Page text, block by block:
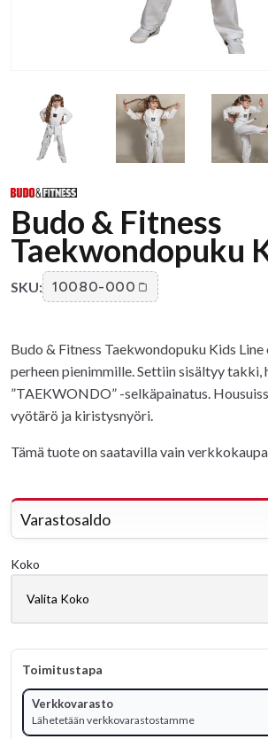
Budo & Fitness
Taekwondopuku
SKU: 10080-000
Budo & Fitness Taekwondopuku Kids Line
perheen pienimmille. Settiin sisältyy takki,
”TAEKWONDO” -selkäpainatus.
vyötärö ja kiristysnyöri.
Tämä tuote on saatavilla vain
Varastosaldo
Koko
Toimitustapa
Verkkovarasto
Lähetetään verkkovarastostamme